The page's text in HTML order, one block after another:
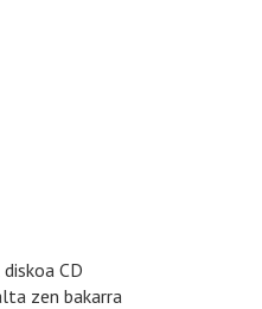
CD
zen bakarra